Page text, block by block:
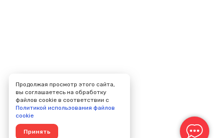
Продолжая просмотр этого сайта,
вы соглашаетесь на обработку
файлов cookie в соответствии с
Политикой использования файлов
cookie
Принять